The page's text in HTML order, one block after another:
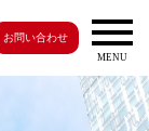
お問い合わせ
MENU